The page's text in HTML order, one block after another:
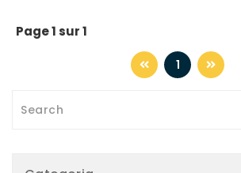
Page 1 sur 1
1